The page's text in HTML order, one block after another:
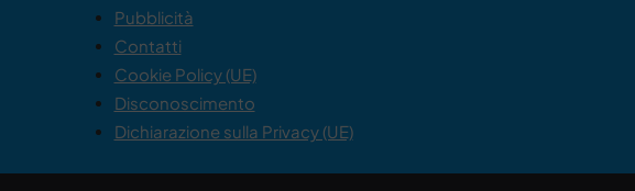
Pubblicità
Contatti
Cookie Policy (UE)
Disconoscimento
Dichiarazione sulla Privacy (UE)